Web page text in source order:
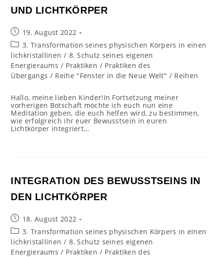
UND LICHTKÖRPER
Beitrag
veröffentlicht:
19. August 2022
Beitrags-
Kategorie:
3. Transformation seines physischen Körpers in einen
lichkristallinen / 8. Schutz seines eigenen
Energieraums / Praktiken / Praktiken des
Übergangs / Reihe "Fenster in die Neue Welt" / Reihen
Hallo, meine lieben Kinder!In Fortsetzung meiner
vorherigen Botschaft möchte ich euch nun eine
Meditation geben, die euch helfen wird, zu bestimmen,
wie erfolgreich ihr euer Bewusstsein in euren
Lichtkörper integriert…
INTEGRATION DES BEWUSSTSEINS IN
DEN LICHTKÖRPER
Beitrag
veröffentlicht:
18. August 2022
Beitrags-
Kategorie:
3. Transformation seines physischen Körpers in einen
lichkristallinen / 8. Schutz seines eigenen
Energieraums / Praktiken / Praktiken des